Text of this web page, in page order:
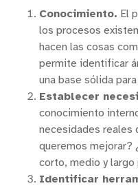
Conocimiento. El
los procesos
hacen las cosas
permite identificar
una base sólida
Establecer
conocimiento
necesidades reales
queremos mejorar?
corto, medio y largo
Identificar